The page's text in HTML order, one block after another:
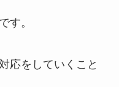
す。
応をしていくこと